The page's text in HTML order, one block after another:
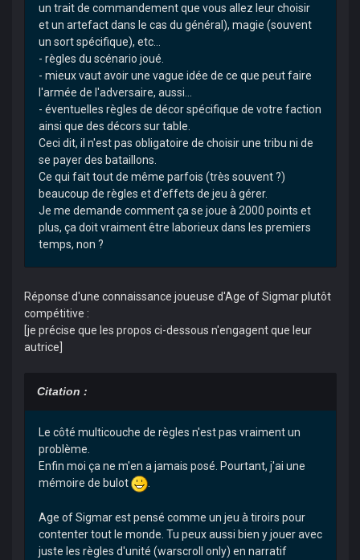
un trait de commandement que vous allez leur choisir
et un artefact dans le cas du général), magie (souvent
un sort spécifique), etc...
- règles du scénario joué.
- mieux vaut avoir une vague idée de ce que peut faire
l'armée de l'adversaire, aussi...
- éventuelles règles de décor spécifique de votre faction
ainsi que des décors sur table.
Ceci dit, il n'est pas obligatoire de choisir une tribu ni de
se payer des bataillons.
Ce qui fait tout de même parfois (très souvent ?)
beaucoup de règles et d'effets de jeu à gérer.
Je me demande comment ça se joue à 2000 points et
plus, ça doit vraiment être laborieux dans les premiers
temps, non ?
Réponse d'une connaissance joueuse d'Age of Sigmar plutôt
compétitive :
[je précise que les propos ci-dessous n'engagent que leur
autrice]
Citation :
Le côté multicouche de règles n'est pas vraiment un
problème.
Enfin moi ça ne m'en a jamais posé. Pourtant, j'ai une
mémoire de bulot
.
Age of Sigmar est pensé comme un jeu à tiroirs pour
contenter tout le monde. Tu peux aussi bien y jouer avec
juste les règles d'unité (warscroll only) en narratif